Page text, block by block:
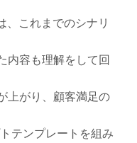
、これまでのシナリ
内容も理解をして回
上がり、顧客満足の
テンプレートを組み